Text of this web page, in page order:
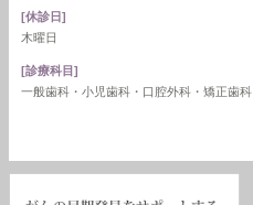
[休診日]
木曜日
[診療科目]
一般歯科・小児歯科・口腔外科・矯正歯科